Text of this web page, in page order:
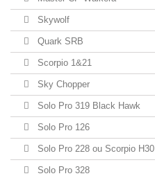
Skywolf
Quark SRB
Scorpio 1&21
Sky Chopper
Solo Pro 319 Black Hawk
Solo Pro 126
Solo Pro 228 ou Scorpio H30
Solo Pro 328